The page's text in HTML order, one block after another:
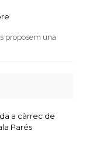
proposem una
a càrrec de
Parés